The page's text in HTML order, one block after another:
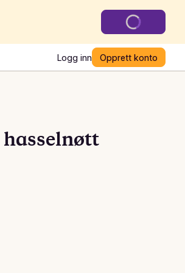
Logg inn Opprett konto